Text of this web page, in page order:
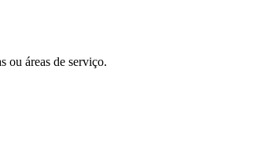
ou áreas de serviço.